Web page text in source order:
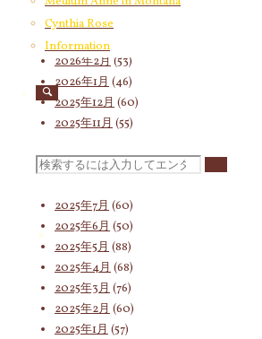
Cynthia Rose
Information
検
索
対
2026年4月(76)
2026年3月
2026年2月 (53)
2026年1月 (46)
2025年12月 (60)
2025年11月 (55)
2025年9月(62)
2025年7月 (60)
2025年6月 (50)
2025年5月 (88)
2025年4月 (68)
2025年3月 (76)
2025年2月 (60)
2025年1月 (57)